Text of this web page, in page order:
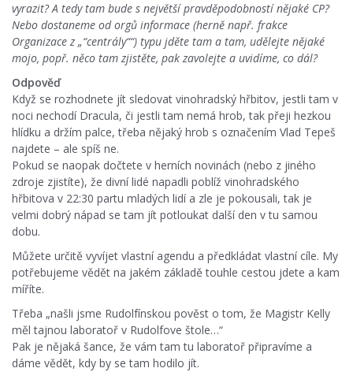
vyrazit? A tedy tam bude s největší pravděpodobností nějaké CP?
Nebo dostaneme od orgů informace (herně např. frakce
Organizace z „“centrály““) typu jděte tam a tam, udělejte nějaké
mojo, popř. něco tam zjistěte, pak zavolejte a uvidíme, co dál?
Odpověď
Když se rozhodnete jít sledovat vinohradský hřbitov, jestli tam v
noci nechodí Dracula, či jestli tam nemá hrob, tak přeji hezkou
hlídku a držím palce, třeba nějaký hrob s označením Vlad Tepeš
najdete – ale spíš ne.
Pokud se naopak dočtete v herních novinách (nebo z jiného
zdroje zjistíte), že divní lidé napadli poblíž vinohradského
hřbitova v 22:30 partu mladých lidí a zle je pokousali, tak je
velmi dobrý nápad se tam jít potloukat další den v tu samou
dobu.
Můžete určitě vyvíjet vlastní agendu a předkládat vlastní cíle. My
potřebujeme vědět na jakém základě touhle cestou jdete a kam
míříte.
Třeba „našli jsme Rudolfínskou pověst o tom, že Magistr Kelly
měl tajnou laboratoř v Rudolfove štole…“
Pak je nějaká šance, že vám tam tu laboratoř připravíme a
dáme vědět, kdy by se tam hodilo jít.